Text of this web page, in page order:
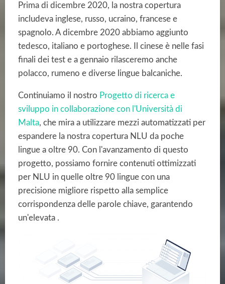
Prima di dicembre 2020, la nostra copertura
includeva inglese, russo, ucraino, francese e
spagnolo. A dicembre 2020 abbiamo aggiunto
tedesco, italiano e portoghese. Il cinese è nelle fasi
finali dei test e a gennaio rilasceremo anche
polacco, rumeno e diverse lingue balcaniche.
Continuiamo il nostro Progetto di ricerca e
sviluppo in collaborazione con l'Università di
Malta, che mira a utilizzare mezzi automatizzati per
espandere la nostra copertura NLU da poche
lingue a oltre 90. Con l'avanzamento di questo
progetto, possiamo fornire contenuti ottimizzati
per NLU in quelle oltre 90 lingue con una
precisione migliore rispetto alla semplice
corrispondenza delle parole chiave, garantendo
un'elevata .